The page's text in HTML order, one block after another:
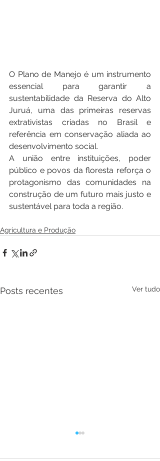
O Plano de Manejo é um instrumento
essencial para garantir a
sustentabilidade da Reserva do Alto
Juruá, uma das primeiras reservas
extrativistas criadas no Brasil e
referência em conservação aliada ao
desenvolvimento social.
A união entre instituições, poder
público e povos da floresta reforça o
protagonismo das comunidades na
construção de um futuro mais justo e
sustentável para toda a região.
Agricultura e Produção
Posts recentes Ver tudo